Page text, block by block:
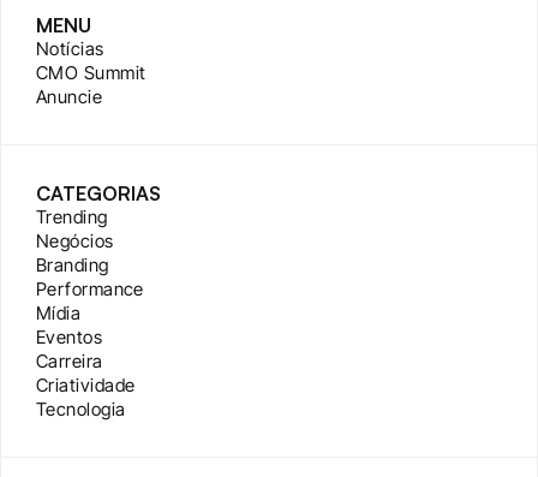
MENU
Notícias
CMO Summit
Anuncie
CATEGORIAS
Trending
Negócios
Branding
Performance
Mídia
Eventos
Carreira
Criatividade
Tecnologia